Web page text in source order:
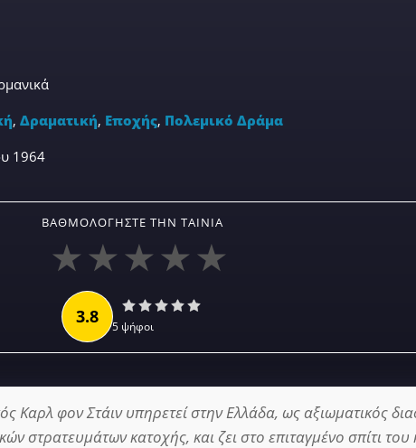
,Δραματική, Εποχής, Πολεμικό Δράμα
1964
ΒΑΘΜΟΛΟΓΉΣΤΕ ΤΗΝ ΤΑΙΝΊΑ
3.8 5 ψήφοι
Καρλ φον Στάιν υπηρετεί στην Ελλάδα, ως αξιωματικός
στρατευμάτων κατοχής, και ζει στο επιταγμένο σπίτι